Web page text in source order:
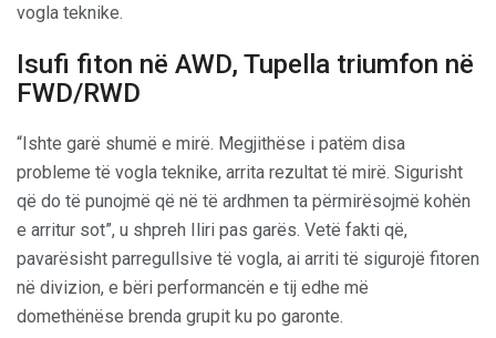
vogla teknike.
Isufi fiton në AWD, Tupella triumfon në
FWD/RWD
“Ishte garë shumë e mirë. Megjithëse i patëm disa
probleme të vogla teknike, arrita rezultat të mirë. Sigurisht
që do të punojmë që në të ardhmen ta përmirësojmë kohën
e arritur sot”, u shpreh Iliri pas garës. Vetë fakti që,
pavarësisht parregullsive të vogla, ai arriti të sigurojë fitoren
në divizion, e bëri performancën e tij edhe më
domethënëse brenda grupit ku po garonte.